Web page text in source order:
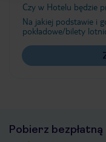
Czy w Hotelu będzie
Na jakiej podstawie i
pokładowe/bilety
Pobierz bezpłatną